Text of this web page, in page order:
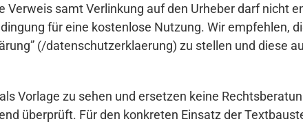
samt Verlinkung auf den Urheber darf nicht
für eine kostenlose Nutzung. Wir empfehlen,
(/datenschutzerklaerung) zu stellen und diese
Vorlage zu sehen und ersetzen keine
überprüft. Für den konkreten Einsatz der